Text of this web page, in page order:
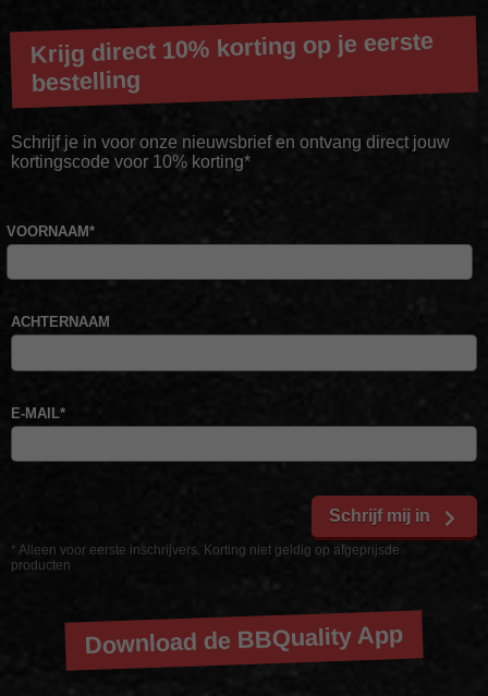
Krijg direct 10% korting op je eerste
bestelling
Schrijf je in voor onze nieuwsbrief en ontvang direct jouw
kortingscode voor 10% korting*
* Alleen voor eerste inschrijvers. Korting niet geldig op afgeprijsde
producten
VOORNAAM*
ACHTERNAAM
E-MAIL*
Schrijf mij in
Download de BBQuality App